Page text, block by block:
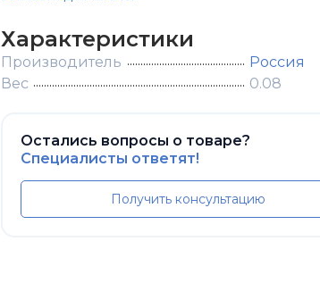
Характеристики
Производитель
Россия
Вес
0.08
Остались вопросы о товаре?
Специалисты ответят!
Получить консультацию